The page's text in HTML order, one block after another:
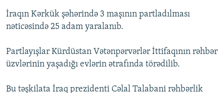
QANUNI DOĞRU
ARAŞDIRMA
MULTIMEDIA
VIDEO
FOTOQALEREYA
RADIO ARXIV
OXU ZALI
HAQQIMIZDA
İraqın Kərkük şəhərində 3 maşının partladılması
nəticəsində 25 adam yaralanıb.
Partlayışlar Kürdüstan Vətənpərvərlər İttifaqının rəhbər
üzvlərinin yaşadığı evlərin ətrafında törədilib.
Bu təşkilata İraq prezidenti Cəlal Talabani rəhbərlik